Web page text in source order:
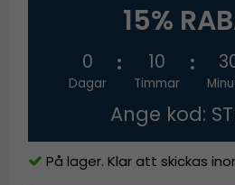
15%
0
Dagar
10
Timmar
Ange kod:
På lager. Klar att skickas